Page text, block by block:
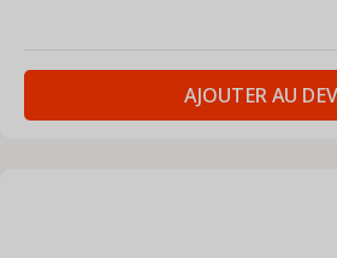
AJOUTER AU